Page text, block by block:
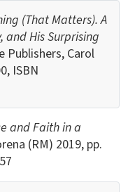
(That Matters). A
and His Surprising
Publishers, Carol
ISBN
and Faith in a
(RM) 2019, pp.